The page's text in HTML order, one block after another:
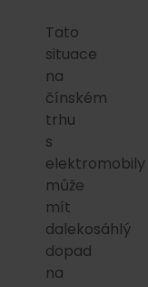
Tato
situace
na
čínském
trhu
s
elektromobily
může
mít
dalekosáhlý
dopad
na